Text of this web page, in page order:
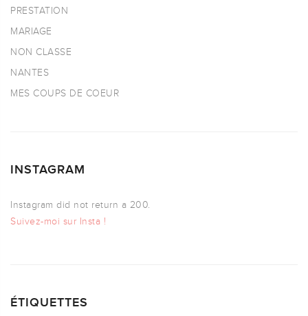
PRESTATION
MARIAGE
NON CLASSE
NANTES
MES COUPS DE COEUR
INSTAGRAM
Instagram did not return a 200.
Suivez-moi sur Insta !
ÉTIQUETTES